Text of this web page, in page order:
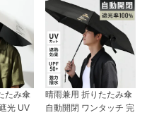
たみ傘
光 UV
晴雨兼用 折りたたみ傘
自動開閉 ワンタッチ 完